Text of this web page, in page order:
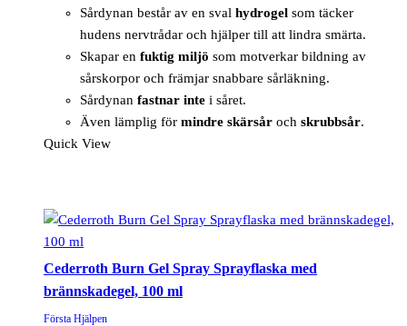
Sårdynan består av en sval hydrogel som täcker
hudens nervtrådar och hjälper till att lindra smärta.
Skapar en fuktig miljö som motverkar bildning av
sårskorpor och främjar snabbare sårläkning.
Sårdynan fastnar inte i såret.
Även lämplig för mindre skärsår och skrubbsår.
Quick View
Cederroth Burn Gel Spray Sprayflaska med
brännskadegel, 100 ml
Första Hjälpen